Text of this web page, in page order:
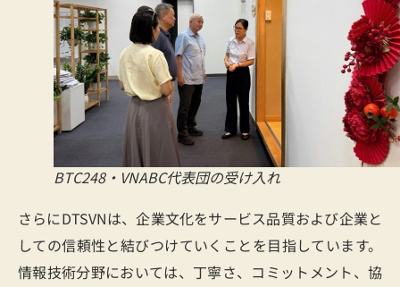
BTC248・VNABC代表団の受け入れ
さらにDTSVNは、企業文化をサービス品質および企業と
しての信頼性と結びつけていくことを目指しています。
情報技術分野においては、丁寧さ、コミットメント、協